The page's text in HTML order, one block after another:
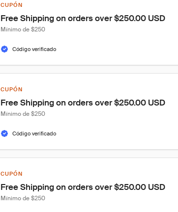
CUPÓN
Free Shipping on orders over $250.00 USD
Mínimo de $250
Código verificado
CUPÓN
Free Shipping on orders over $250.00 USD
Mínimo de $250
Código verificado
CUPÓN
Free Shipping on orders over $250.00 USD
Mínimo de $250